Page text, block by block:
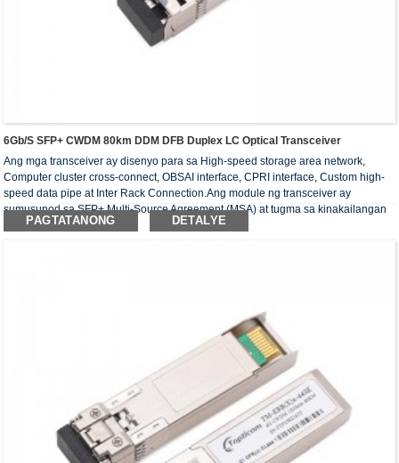
6Gb/s SFP+ CWDM 80km DDM DFB Duplex LC Optical Transceiver
Ang mga transceiver ay disenyo para sa High-speed storage area network,
Computer cluster cross-connect, OBSAI interface, CPRI interface, Custom high-
speed data pipe at Inter Rack Connection.Ang module ng transceiver ay
sumusunod sa SFP+ Multi-Source Agreement (MSA) at tugma sa kinakailangan
ng RoHS.
PAGTATANONG DETALYE